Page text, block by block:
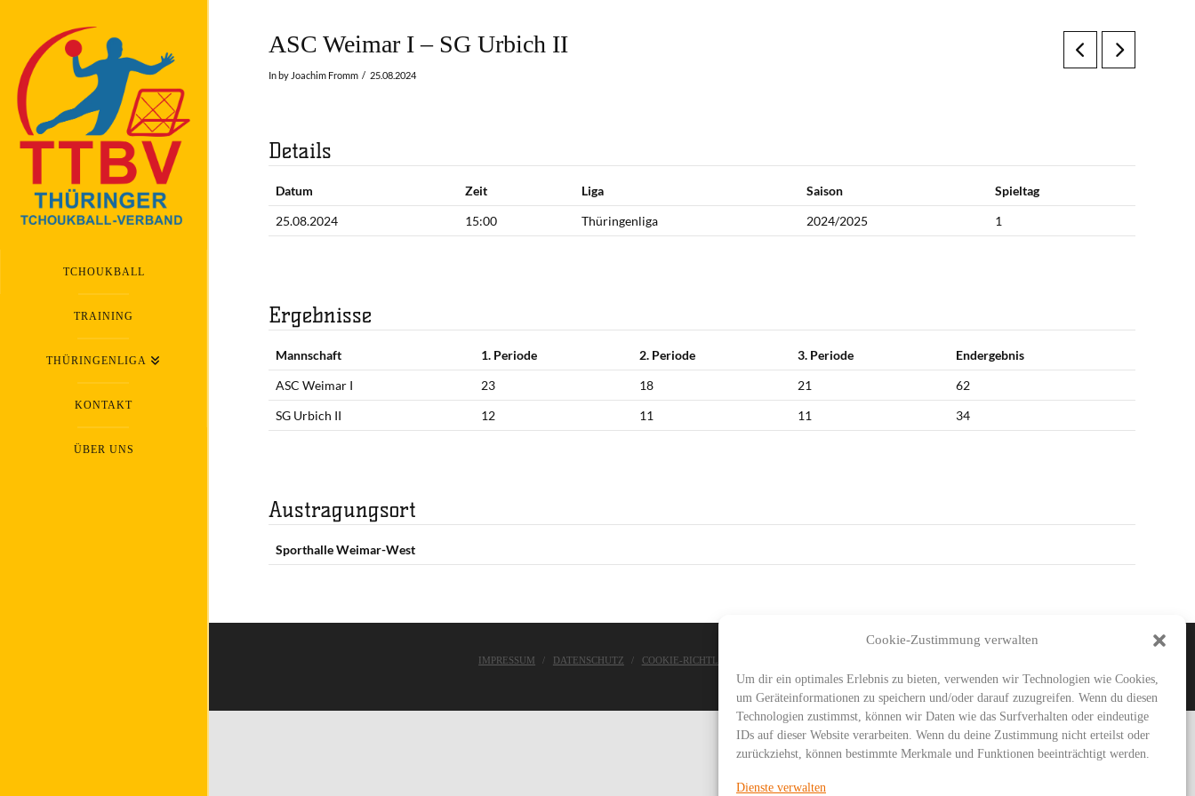
Cookie-Zustimmung verwalten
Um dir ein optimales Erlebnis zu bieten, verwenden wir Technologien wie Cookies,
um Geräteinformationen zu speichern und/oder darauf zuzugreifen. Wenn du diesen
Technologien zustimmst, können wir Daten wie das Surfverhalten oder eindeutige
IDs auf dieser Website verarbeiten. Wenn du deine Zustimmung nicht erteilst oder
zurückziehst, können bestimmte Merkmale und Funktionen beeinträchtigt werden.
Dienste verwalten
TCHOUKBALL
TRAINING
THÜRINGENLIGA
KONTAKT
ÜBER UNS
ASC Weimar I – SG Urbich II
In by Joachim Fromm 25.08.2024
Details
Datum Zeit Liga Saison
Spieltag
25.08.2024
15:00 Thüringenliga 2024/2025 1
Ergebnisse
Mannschaft 1. Periode 2. Periode 3. Periode
Endergebnis
ASC Weimar I
23 18 21
62
SG Urbich II
12 11 11 34
Austragungsort
Sporthalle Weimar-West
IMPRESSUM DATENSCHUTZ COOKIE-RICHTLINIE